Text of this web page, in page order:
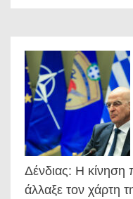
Δένδιας: Η κίνηση
άλλαξε τον χάρτη